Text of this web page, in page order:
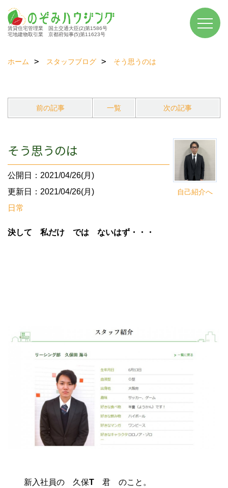
賃貸住宅管理業 国土交通大臣(2)第1586号
宅地建物取引業 京都府知事(5)第11623号
ホーム スタッフブログ そう思うのは
前の記事 一覧 次の記事
自己紹介へ
そう思うのは
公開日：2021/04/26(月)
更新日：2021/04/26(月)
日常
決して 私だけ では ないはず・・・
新入社員の 久保T 君 のこと。